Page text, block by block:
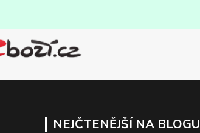
NEJČTENĚJŠÍ NA BLOGU